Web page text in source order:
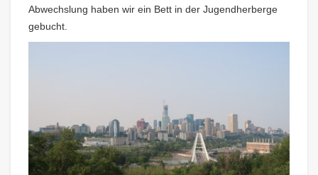
Abwechslung haben wir ein Bett in der Jugendherberge
gebucht.